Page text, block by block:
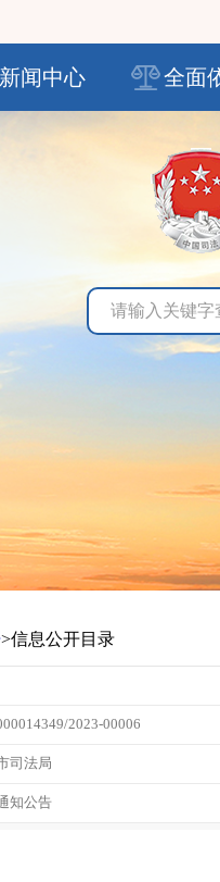
新闻中心 全面
>信息公开目录
2023-00006
司法局
知公告